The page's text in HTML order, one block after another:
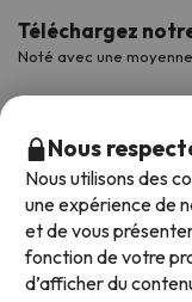
Téléchargez
Noté avec une
Nous
Nous utilisons des
une expérience de
et de vous
fonction de votre
d’afficher du